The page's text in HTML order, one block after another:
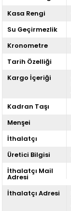
Kasa Rengi
Su Geçirmezlik
Kronometre
Tarih Özelliği
Kargo İçeriği
Kadran Taşı
Menşei
İthalatçı
Üretici Bilgisi
İthalatçı Mail
Adresi
İthalatçı Adresi